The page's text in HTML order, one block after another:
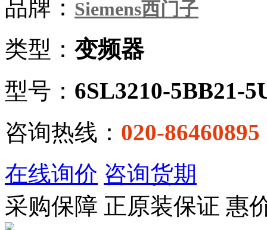
品牌： Siemens西门子
类型： 变频器
型号： 6SL3210-5BB21-
咨询热线： 020-86460895
在线询价 咨询货期
采购保障 正原装保证 惠